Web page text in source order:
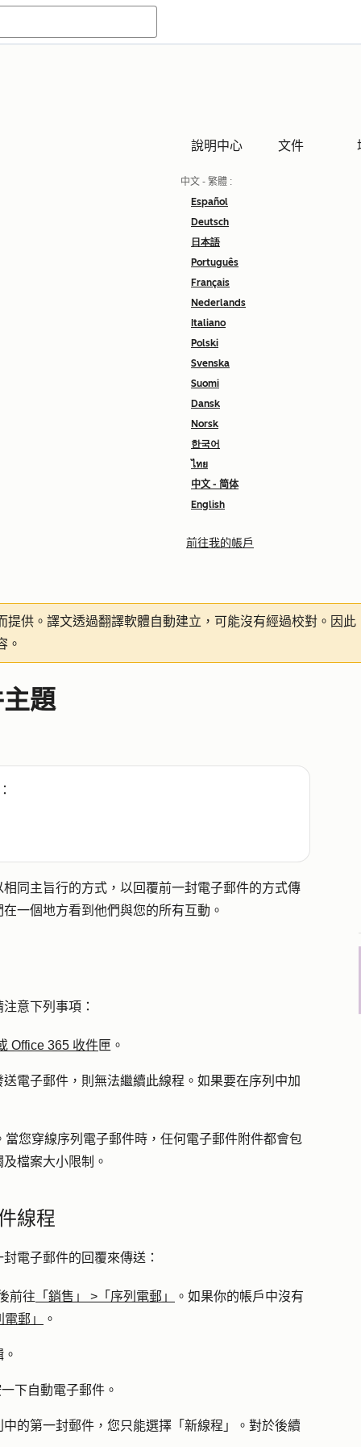
說明中心 文件
中文 - 繁體 :
Español
Deutsch
日本語
Português
Français
Nederlands
Italiano
Polski
Svenska
Suomi
Dansk
Norsk
한국어
ไทย
中文 - 简体
English
前往我的帳戶
提供。譯文透過翻譯軟體自動建立，可能沒有經過校對。因
。
題
同主旨行的方式，以回覆前一封電子郵件的方式傳
一個地方看到他們與您的所有互動。
意下列事項：
Office 365 收件匣。
電子郵件，則無法繼續此線程。如果要在序列中加
當您穿線序列電子郵件時，任何電子郵件附件都會包
檔案大小限制。
線程
電子郵件的回覆來傳送：
前往 「銷售」 > 「序列電郵」
。如果你的帳戶中沒有
郵」
。
。
下自動電子郵件 。
的第一封郵件，您只能選擇「 新線程 」。對於後續